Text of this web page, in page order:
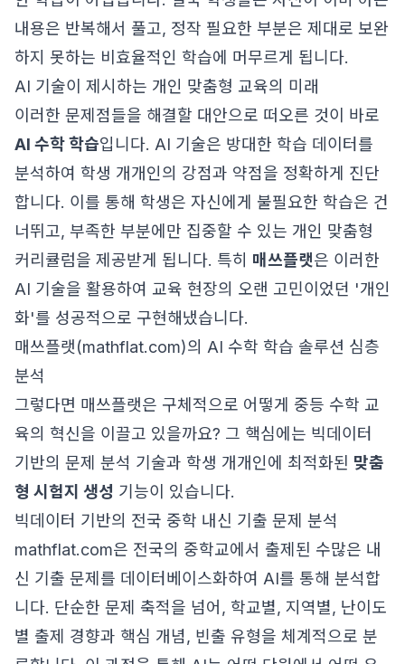
내용은 반복해서 풀고, 정작 필요한 부분은 제대로 보완
하지 못하는 비효율적인 학습에 머무르게 됩니다.
AI 기술이 제시하는 개인 맞춤형 교육의 미래
이러한 문제점들을 해결할 대안으로 떠오른 것이 바로
AI 수학 학습입니다. AI 기술은 방대한 학습 데이터를
분석하여 학생 개개인의 강점과 약점을 정확하게 진단
합니다. 이를 통해 학생은 자신에게 불필요한 학습은 건
너뛰고, 부족한 부분에만 집중할 수 있는 개인 맞춤형
커리큘럼을 제공받게 됩니다. 특히 매쓰플랫은 이러한
AI 기술을 활용하여 교육 현장의 오랜 고민이었던 '개인
화'를 성공적으로 구현해냈습니다.
매쓰플랫(mathflat.com)의 AI 수학 학습 솔루션 심층
분석
그렇다면 매쓰플랫은 구체적으로 어떻게 중등 수학 교
육의 혁신을 이끌고 있을까요? 그 핵심에는 빅데이터
기반의 문제 분석 기술과 학생 개개인에 최적화된 맞춤
형 시험지 생성 기능이 있습니다.
빅데이터 기반의 전국 중학 내신 기출 문제 분석
mathflat.com은 전국의 중학교에서 출제된 수많은 내
신 기출 문제를 데이터베이스화하여 AI를 통해 분석합
니다. 단순한 문제 축적을 넘어, 학교별, 지역별, 난이도
별 출제 경향과 핵심 개념, 빈출 유형을 체계적으로 분